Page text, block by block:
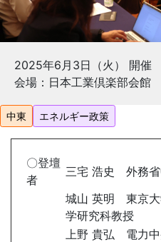
2025年6月3日（火） 開催
会場：日本工業倶楽部会館
中東 エネルギー政策
〇登壇
者
三宅 浩史 外務
城山 英明 東京大
学研究科教授
上野 貴弘 電力